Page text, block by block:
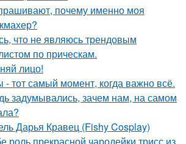
почему именно моя
что не являюсь трендовым
по прическам.
лицо!
- тот самый момент, когда важно всё.
задумывались, зачем нам, на самом
Дарья Кравец (Fishy Cosplay)
роль прекрасной чародейки трисс из